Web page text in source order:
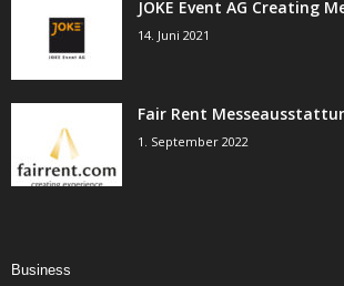
JOKE Event AG Creating
14. Juni 2021
Fair Rent
1. September 2022
Business